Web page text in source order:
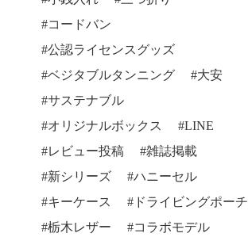
コードバン
公認ライセンスグッズ
ベジタブルタンニング
大安
サステナブル
オリジナルボックス
LINE
レビュー投稿
雑誌掲載
新シリーズ
ハニーセル
キーケース
ドライビングポーチ
栃木レザー
コラボモデル